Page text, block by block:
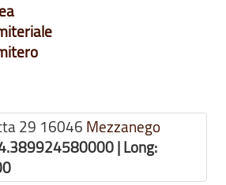
29 16046 Mezzanego
| Long: